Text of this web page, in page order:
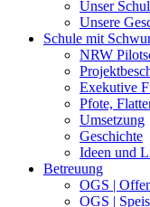
Unser
Unsere
Schule mit
NRW
Exekutive
Pfote,
Umsetzung
Geschichte
Ideen und
Betreuung
OGS |
OGS |